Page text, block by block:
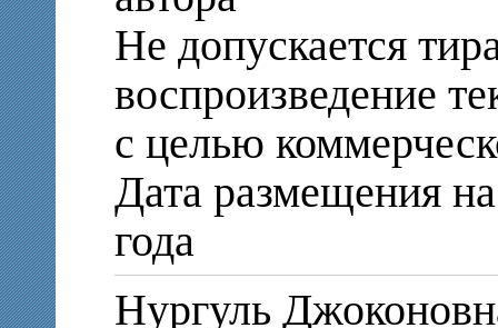
Не допускается
воспроизведение
с целью
Дата размещения
года
Нургуль